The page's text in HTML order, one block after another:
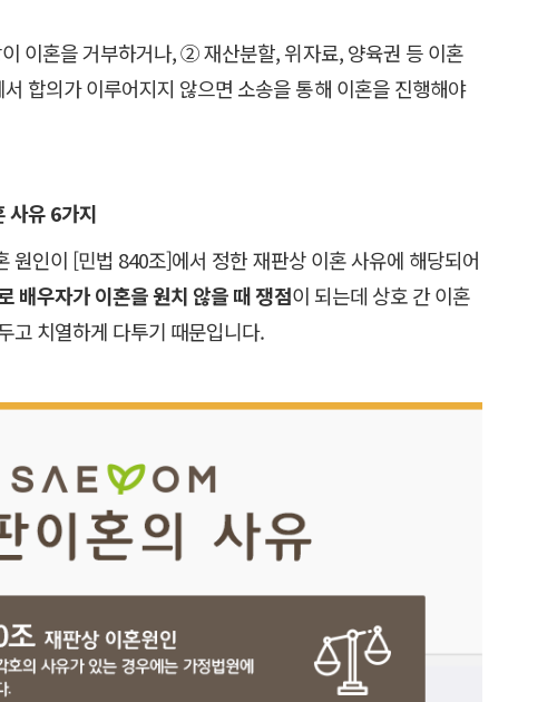
이혼을 거부하거나, ② 재산분할, 위자료, 양육권 등 이혼
합의가 이루어지지 않으면 소송을 통해 이혼을 진행해야
사유 6가지
원인이 [민법 840조]에서 정한 재판상 이혼 사유에 해당되어
배우자가 이혼을 원치 않을 때 쟁점이 되는데 상호 간 이혼
고 치열하게 다투기 때문입니다.